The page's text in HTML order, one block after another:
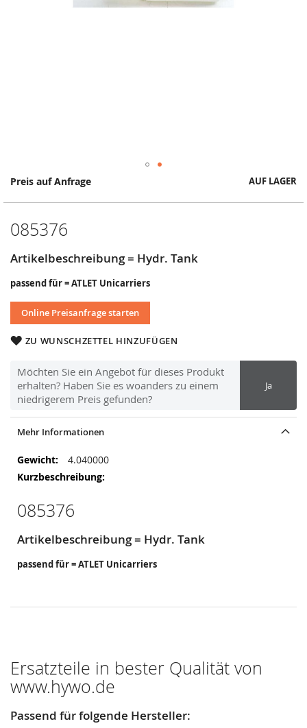
Preis auf Anfrage AUF LAGER
085376
Artikelbeschreibung = Hydr. Tank
passend für = ATLET Unicarriers
Online Preisanfrage starten
ZU WUNSCHZETTEL HINZUFÜGEN
Möchten Sie ein Angebot für dieses Produkt
erhalten? Haben Sie es woanders zu einem
niedrigerem Preis gefunden?
Ja
Springe
Anfang
Bildergalerie
Mehr Informationen
Mehr
Informationen
4.040000
085376
Artikelbeschreibung = Hydr. Tank
passend für = ATLET Unicarriers
Ersatzteile in bester Qualität von
www.hywo.de
Passend für folgende Hersteller: